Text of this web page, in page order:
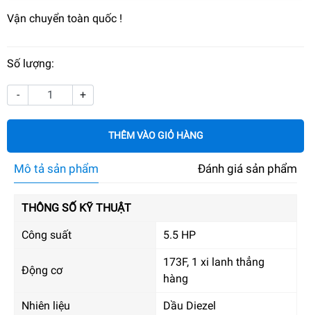
Vận chuyển toàn quốc !
Số lượng:
- +
THÊM VÀO GIỎ HÀNG
Mô tả sản phẩm Đánh giá sản phẩm
THÔNG SỐ KỸ THUẬT
Công suất 5.5 HP
Động cơ
173F, 1 xi lanh thẳng
hàng
Nhiên liệu Dầu Diezel